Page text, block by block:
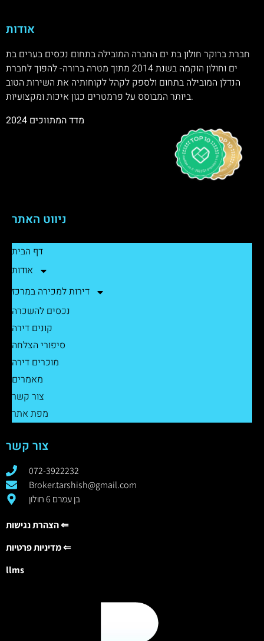
אודות
חברת ברוקר חולון בת ים החברה המובילה בתחום נכסים בערים בת
ים וחולון הוקמה בשנת 2014 מתוך מטרה ברורה- להפוך לחברת
הנדלן המובילה בתחום ולספק לקהל לקוחותיה את השירות הטוב
ביותר המבוסס על פרמטרים כגון איכות ומקצועיות.
ניווט האתר
דף הבית
אודות
דירות למכירה במרכז
נכסים להשכרה
קונים דירה
סיפורי הצלחה
מוכרים דירה
מאמרים
צור קשר
מפת אתר
צור קשר
072-3922232
Broker.tarshish@gmail.com
בן עמרם 6 חולון
הצהרת נגישות ⇐
מדיניות פרטיות ⇐
llms